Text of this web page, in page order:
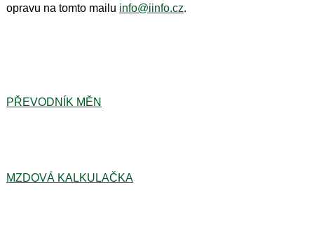
opravu na tomto mailu info@iinfo.cz.
PŘEVODNÍK MĚN
MZDOVÁ KALKULAČKA